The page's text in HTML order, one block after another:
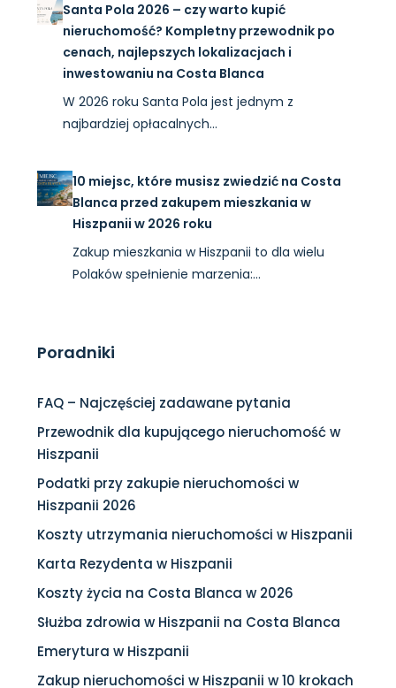
Santa Pola 2026 – czy warto kupić
nieruchomość? Kompletny przewodnik po
cenach, najlepszych lokalizacjach i
inwestowaniu na Costa Blanca
W 2026 roku Santa Pola jest jednym z
najbardziej opłacalnych…
10 miejsc, które musisz zwiedzić na Costa
Blanca przed zakupem mieszkania w
Hiszpanii w 2026 roku
Zakup mieszkania w Hiszpanii to dla wielu
Polaków spełnienie marzenia:…
Poradniki
FAQ – Najczęściej zadawane pytania
Przewodnik dla kupującego nieruchomość w
Hiszpanii
Podatki przy zakupie nieruchomości w
Hiszpanii 2026
Koszty utrzymania nieruchomości w Hiszpanii
Karta Rezydenta w Hiszpanii
Koszty życia na Costa Blanca w 2026
Służba zdrowia w Hiszpanii na Costa Blanca
Emerytura w Hiszpanii
Zakup nieruchomości w Hiszpanii w 10 krokach